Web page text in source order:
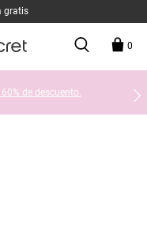
gratis
0
de descuento.